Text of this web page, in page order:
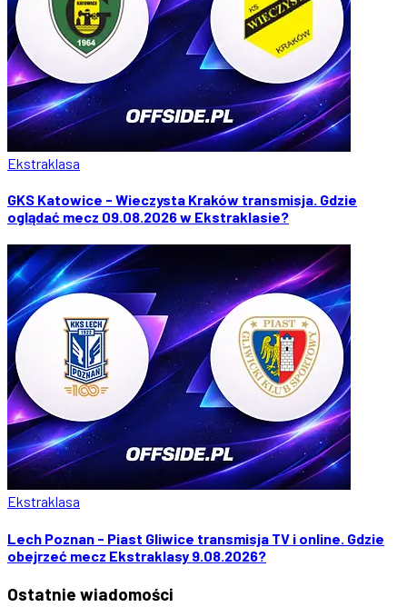
Ekstraklasa
GKS Katowice - Wieczysta Kraków transmisja. Gdzie
oglądać mecz 09.08.2026 w Ekstraklasie?
Ekstraklasa
Lech Poznan - Piast Gliwice transmisja TV i online. Gdzie
obejrzeć mecz Ekstraklasy 9.08.2026?
Ostatnie wiadomości